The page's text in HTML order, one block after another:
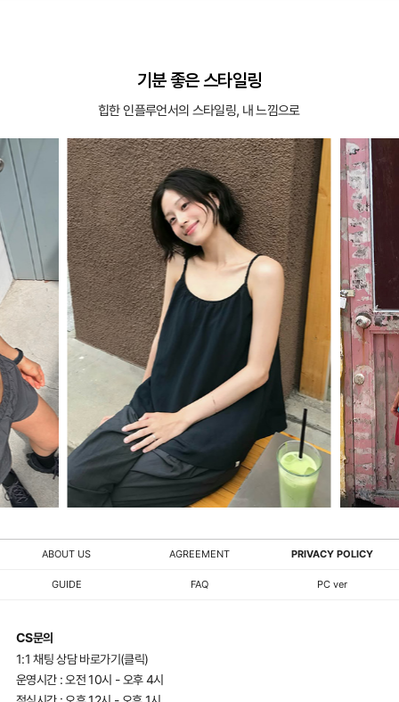
기분 좋은 스타일링
힙한 인플루언서의 스타일링, 내 느낌으로
ABOUT US AGREEMENT PRIVACY POLICY
GUIDE FAQ PC ver
CS문의
1:1 채팅 상담 바로가기(클릭)
운영시간 : 오전 10시 - 오후 4시